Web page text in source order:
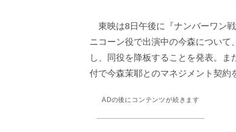
東映は8日午後に『ナンバーワン
ニコーン役で出演中の今森につい
し、同役を降板することを発表。
付で今森茉耶とのマネジメント契約
ADの後にコンテンツが続きます